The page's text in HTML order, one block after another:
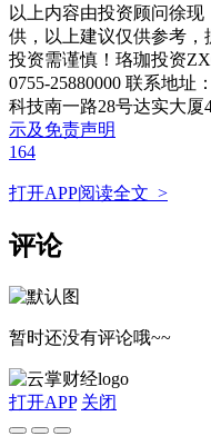
以上内容由投资顾问徐现
供，以上建议仅供参考，
投资需谨慎！珞珈投资
0755-25880000 联系地
科技南一路28号达实大厦
示及免责声明
164
打开APP阅读全文 >
评论
暂时还没有评论哦~~
打开APP 关闭